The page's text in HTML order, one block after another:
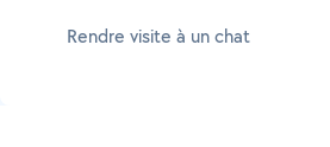
Rendre visite à un chat